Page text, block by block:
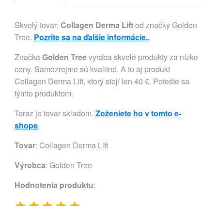
Skvelý tovar: Collagen Derma Liftod značky Golden
Tree. Pozrite sa na ďalšie informácie..
ZnačkaGolden Treevyrába skvelé produkty za nízke
ceny. Samozrejme sú kvalitné. A to aj produkt
Collagen Derma Lift, ktorý stojí len 40 €. Potešte sa
týmto produktom.
Teraz je tovar skladom. Zoženiete ho v tomto e-
shope.
Tovar: Collagen Derma Lift
Výrobca: Golden Tree
Hodnotenia produktu: